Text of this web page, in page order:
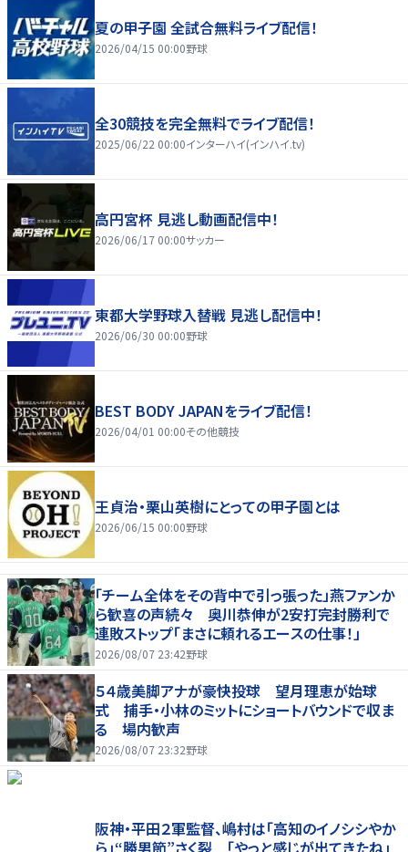
夏の甲子園 全試合無料ライブ配信！
2026/04/15 00:00野球
全30競技を完全無料でライブ配信！
2025/06/22 00:00インターハイ(インハイ.tv)
高円宮杯 見逃し動画配信中！
2026/06/17 00:00サッカー
東都大学野球入替戦 見逃し配信中！
2026/06/30 00:00野球
BEST BODY JAPANをライブ配信！
2026/04/01 00:00その他競技
王貞治・栗山英樹にとっての甲子園とは
2026/06/15 00:00野球
「チーム全体をその背中で引っ張った」燕ファンか
ら歓喜の声続々 奥川恭伸が2安打完封勝利で
連敗ストップ「まさに頼れるエースの仕事！」
2026/08/07 23:42野球
５４歳美脚アナが豪快投球 望月理恵が始球
式 捕手・小林のミットにショートバウンドで収ま
る 場内歓声
2026/08/07 23:32野球
阪神・平田２軍監督、嶋村は「高知のイノシシやか